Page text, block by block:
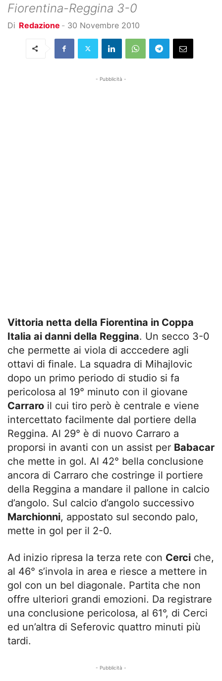
Fiorentina-Reggina 3-0
Di Redazione - 30 Novembre 2010
- Pubblicità -
Vittoria netta della Fiorentina in Coppa
Italia ai danni della Reggina. Un secco 3-0
che permette ai viola di acccedere agli
ottavi di finale. La squadra di Mihajlovic
dopo un primo periodo di studio si fa
pericolosa al 19° minuto con il giovane
Carraro il cui tiro però è centrale e viene
intercettato facilmente dal portiere della
Reggina. Al 29° è di nuovo Carraro a
proporsi in avanti con un assist per Babacar
che mette in gol. Al 42° bella conclusione
ancora di Carraro che costringe il portiere
della Reggina a mandare il pallone in calcio
d’angolo. Sul calcio d’angolo successivo
Marchionni, appostato sul secondo palo,
mette in gol per il 2-0.
Ad inizio ripresa la terza rete con Cerci che,
al 46° s’invola in area e riesce a mettere in
gol con un bel diagonale. Partita che non
offre ulteriori grandi emozioni. Da registrare
una conclusione pericolosa, al 61°, di Cerci
ed un’altra di Seferovic quattro minuti più
tardi.
- Pubblicità -